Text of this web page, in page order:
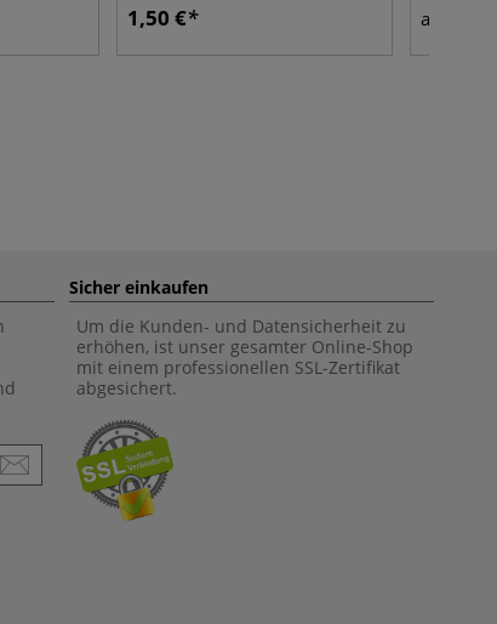
1,50 € ab
Sicher einkaufen
Um die Kunden- und Datensicherheit zu
erhöhen, ist unser gesamter Online-Shop
mit einem professionellen SSL-Zertifikat
abgesichert.